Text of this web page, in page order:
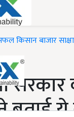
किसानबाजार
सरकार
बताई